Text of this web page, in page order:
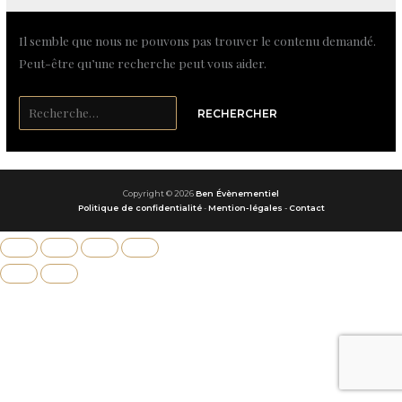
Il semble que nous ne pouvons pas trouver le contenu demandé.
Peut-être qu’une recherche peut vous aider.
Copyright © 2026Ben Évènementiel
Politique de confidentialité-Mention-légales - Contact